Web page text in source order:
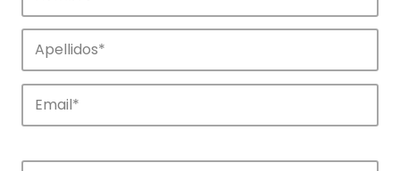
Empresas
Descubre las empresas que impulsan la
innovación en los parques de APTE.